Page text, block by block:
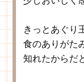
きっとあぐり
食のありがた
知れたからだ